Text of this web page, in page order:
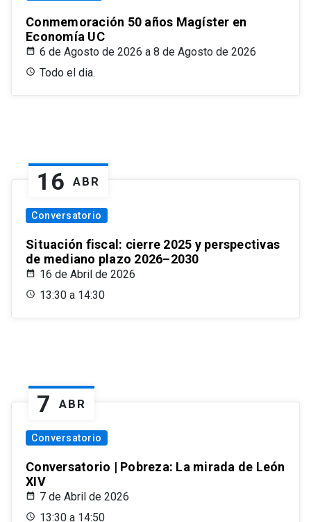
Conmemoración 50 años Magíster en
Economía UC
6 de Agosto de 2026 a 8 de Agosto de 2026
Todo el dia.
16 ABR
Conversatorio
Situación fiscal: cierre 2025 y perspectivas
de mediano plazo 2026–2030
16 de Abril de 2026
13:30 a 14:30
7 ABR
Conversatorio
Conversatorio | Pobreza: La mirada de León
XIV
7 de Abril de 2026
13:30 a 14:50